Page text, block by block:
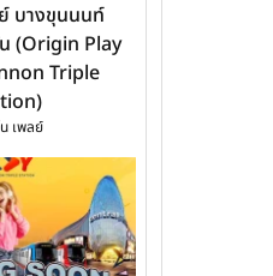
บางขุนนนท์
(Origin Play
Triple
เพลย์